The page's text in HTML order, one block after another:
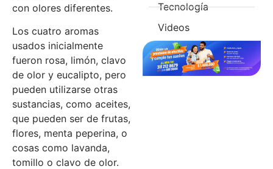
con olores diferentes.
Los cuatro aromas
usados inicialmente
fueron rosa, limón, clavo
de olor y eucalipto, pero
pueden utilizarse otras
sustancias, como aceites,
que pueden ser de frutas,
flores, menta peperina, o
cosas como lavanda,
tomillo o clavo de olor.
Tecnología
Videos